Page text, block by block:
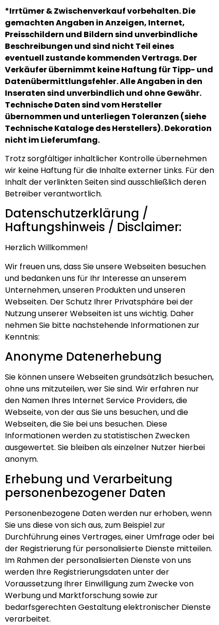
*Irrtümer & Zwischenverkauf vorbehalten. Die
gemachten Angaben in Anzeigen, Internet,
Preisschildern und Bildern sind unverbindliche
Beschreibungen und sind nicht Teil eines
eventuell zustande kommenden Vertrags. Der
Verkäufer übernimmt keine Haftung für Tipp- und
Datenübermittlungsfehler. Alle Angaben in den
Inseraten sind unverbindlich und ohne Gewähr.
Technische Daten sind vom Hersteller
übernommen und unterliegen Toleranzen (siehe
Technische Kataloge des Herstellers). Dekoration
nicht im Lieferumfang.
Trotz sorgfältiger inhaltlicher Kontrolle übernehmen
wir keine Haftung für die Inhalte externer Links. Für den
Inhalt der verlinkten Seiten sind ausschließlich deren
Betreiber verantwortlich.
Datenschutzerklärung /
Haftungshinweis / Disclaimer:
Herzlich Willkommen!
Wir freuen uns, dass Sie unsere Webseiten besuchen
und bedanken uns für Ihr Interesse an unserem
Unternehmen, unseren Produkten und unseren
Webseiten. Der Schutz Ihrer Privatsphäre bei der
Nutzung unserer Webseiten ist uns wichtig. Daher
nehmen Sie bitte nachstehende Informationen zur
Kenntnis:
Anonyme Datenerhebung
Sie können unsere Webseiten grundsätzlich besuchen,
ohne uns mitzuteilen, wer Sie sind. Wir erfahren nur
den Namen Ihres Internet Service Providers, die
Webseite, von der aus Sie uns besuchen, und die
Webseiten, die Sie bei uns besuchen. Diese
Informationen werden zu statistischen Zwecken
ausgewertet. Sie bleiben als einzelner Nutzer hierbei
anonym.
Erhebung und Verarbeitung
personenbezogener Daten
Personenbezogene Daten werden nur erhoben, wenn
Sie uns diese von sich aus, zum Beispiel zur
Durchführung eines Vertrages, einer Umfrage oder bei
der Registrierung für personalisierte Dienste mitteilen.
Im Rahmen der personalisierten Dienste von uns
werden Ihre Registrierungsdaten unter der
Voraussetzung Ihrer Einwilligung zum Zwecke von
Werbung und Marktforschung sowie zur
bedarfsgerechten Gestaltung elektronischer Dienste
verarbeitet.